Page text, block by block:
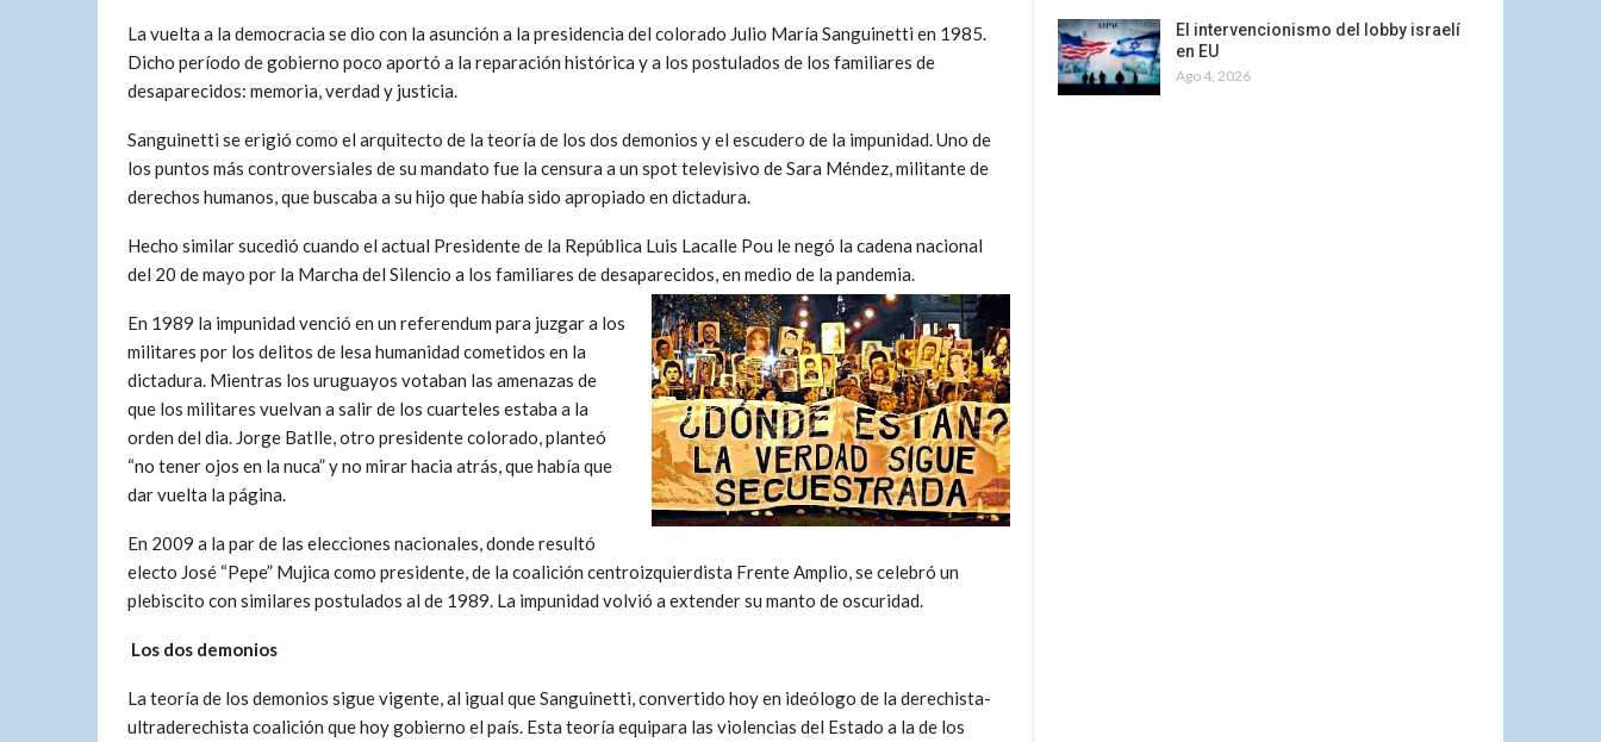
La vuelta a la democracia se dio con la asunción a la presidencia del colorado Julio María Sanguinetti en 1985.
Dicho período de gobierno poco aportó a la reparación histórica y a los postulados de los familiares de
desaparecidos: memoria, verdad y justicia.
Sanguinetti se erigió como el arquitecto de la teoría de los dos demonios y el escudero de la impunidad. Uno de
los puntos más controversiales de su mandato fue la censura a un spot televisivo de Sara Méndez, militante de
derechos humanos, que buscaba a su hijo que había sido apropiado en dictadura.
Hecho similar sucedió cuando el actual Presidente de la República Luis Lacalle Pou le negó la cadena nacional
del 20 de mayo por la Marcha del Silencio a los familiares de desaparecidos, en medio de la pandemia.
En 1989 la impunidad venció en un referendum para juzgar a los
militares por los delitos de lesa humanidad cometidos en la
dictadura. Mientras los uruguayos votaban las amenazas de
que los militares vuelvan a salir de los cuarteles estaba a la
orden del dia. Jorge Batlle, otro presidente colorado, planteó
“no tener ojos en la nuca” y no mirar hacia atrás, que había que
dar vuelta la página.
En 2009 a la par de las elecciones nacionales, donde resultó
electo José “Pepe” Mujica como presidente, de la coalición centroizquierdista Frente Amplio, se celebró un
plebiscito con similares postulados al de 1989. La impunidad volvió a extender su manto de oscuridad.
Los dos demonios
La teoría de los demonios sigue vigente, al igual que Sanguinetti, convertido hoy en ideólogo de la derechista-
ultraderechista coalición que hoy gobierno el país. Esta teoría equipara las violencias del Estado a la de los
El intervencionismo del lobby israelí
en EU
Ago 4, 2026